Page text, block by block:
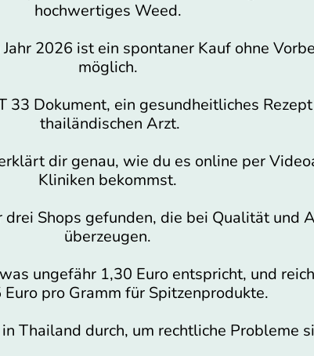
hochwertiges Weed.
2026 ist ein spontaner Kauf ohne
möglich.
Dokument, ein gesundheitliches
thailändischen Arzt.
dir genau, wie du es online per
Kliniken bekommst.
drei Shops gefunden, die bei Qualität und
überzeugen.
ungefähr 1,30 Euro entspricht, und
Euro pro Gramm für Spitzenprodukte.
Thailand durch, um rechtliche Probleme